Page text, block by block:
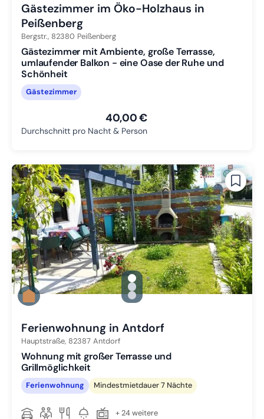
Gästezimmer im Öko-Holzhaus in
Peißenberg
Bergstr., 82380 Peißenberg
Gästezimmer mit Ambiente, große Terrasse,
umlaufender Balkon - eine Oase der Ruhe und
Schönheit
Gästezimmer
40,00 €
Durchschnitt pro Nacht & Person
gallery.slide_selector
Zu Slide 1 wechseln
Zu Slide 2 wechseln
Zu Slide 3 wechseln
Ferienwohnung in Antdorf
Hauptstraße, 82387 Antdorf
Wohnung mit großer Terrasse und
Grillmöglichkeit
Ferienwohnung Mindestmietdauer 7 Nächte
+ 24 weitere